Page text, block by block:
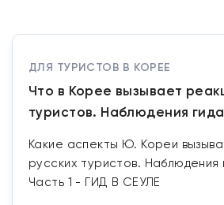
ДЛЯ ТУРИСТОВ В КОРЕЕ
Что в Корее вызывает
туристов. Наблюдения
Какие аспекты Ю. Кореи
русских туристов. Наблюдения
Часть 1 - ГИД В СЕУЛЕ